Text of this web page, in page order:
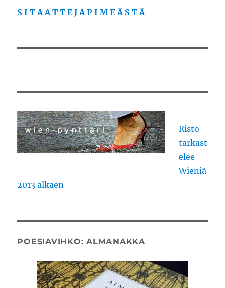
S I T A A T T E J A P I M E Ä S T Ä
Risto
tarkast
elee
Wieniä
2013 alkaen
POESIAVIHKO: ALMANAKKA